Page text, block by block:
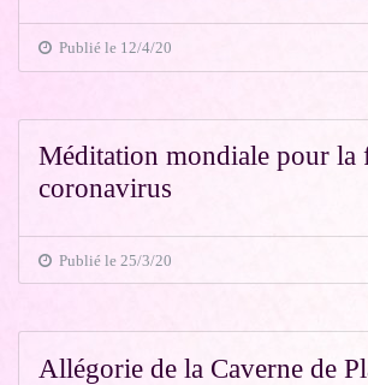
Publié le 12/4/20
Méditation mondiale pour la
coronavirus
Publié le 25/3/20
Allégorie de la Caverne de